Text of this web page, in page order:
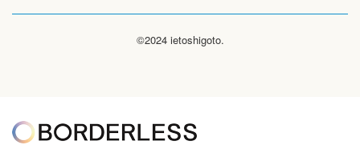
©2024 ietoshigoto.